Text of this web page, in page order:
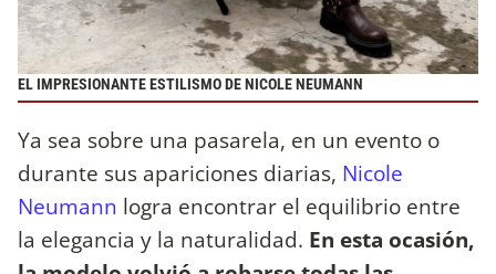
EL IMPRESIONANTE ESTILISMO DE NICOLE NEUMANN
Ya sea sobre una pasarela, en un evento o
durante sus apariciones diarias, Nicole
Neumann logra encontrar el equilibrio entre
la elegancia y la naturalidad. En esta ocasión,